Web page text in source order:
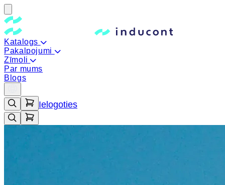
Katalogs
Pakalpojumi
Zīmoli
Par mums
Blogs
Ielogoties